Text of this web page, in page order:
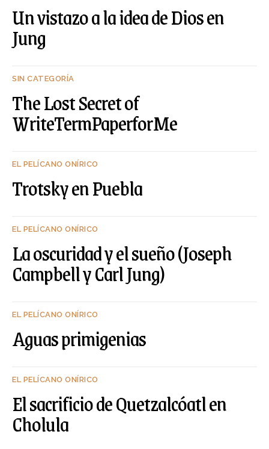
Un vistazo a la idea de Dios en
Jung
SIN CATEGORÍA
The Lost Secret of
WriteTermPaperforMe
EL PELÍCANO ONÍRICO
Trotsky en Puebla
EL PELÍCANO ONÍRICO
La oscuridad y el sueño (Joseph
Campbell y Carl Jung)
EL PELÍCANO ONÍRICO
Aguas primigenias
EL PELÍCANO ONÍRICO
El sacrificio de Quetzalcóatl en
Cholula